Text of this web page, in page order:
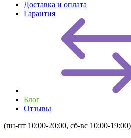
Доставка и оплата
Гарантия
Блог
Отзывы
(пн-пт 10:00-20:00, сб-вс 10:00-19:00)